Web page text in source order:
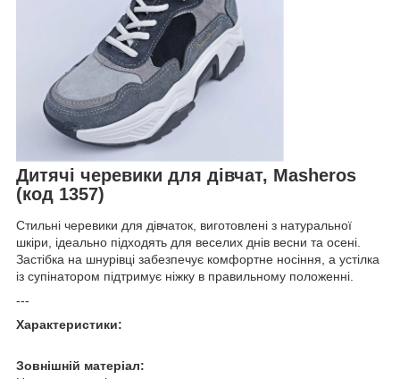
Дитячі черевики для дівчат, Masheros
(код 1357)
Стильні черевики для дівчаток, виготовлені з натуральної
шкіри, ідеально підходять для веселих днів весни та осені.
Застібка на шнурівці забезпечує комфортне носіння, а устілка
із супінатором підтримує ніжку в правильному положенні.
---
Характеристики:
Зовнішній матеріал: